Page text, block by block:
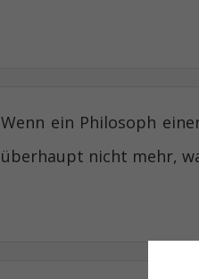
Wenn ein Philosoph
überhaupt nicht mehr,